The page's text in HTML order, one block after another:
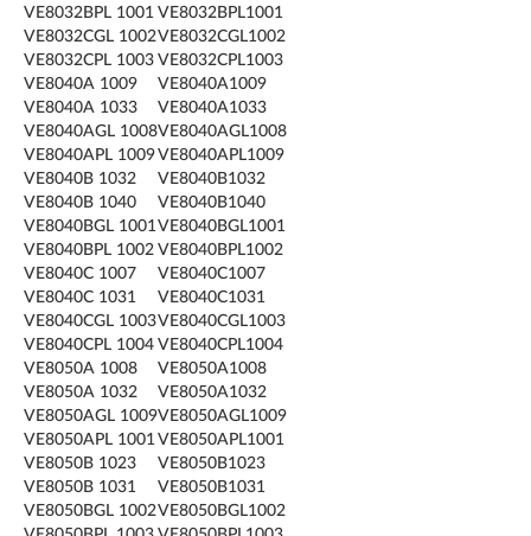
VE8032BPL 1001 VE8032BPL1001
VE8032CGL 1002VE8032CGL1002
VE8032CPL 1003 VE8032CPL1003
VE8040A 1009
VE8040A1009
VE8040A 1033
VE8040A1033
VE8040AGL 1008VE8040AGL1008
VE8040APL 1009VE8040APL1009
VE8040B 1032
VE8040B1032
VE8040B 1040
VE8040B1040
VE8040BGL 1001VE8040BGL1001
VE8040BPL 1002 VE8040BPL1002
VE8040C 1007
VE8040C1007
VE8040C 1031
VE8040C1031
VE8040CGL 1003VE8040CGL1003
VE8040CPL 1004 VE8040CPL1004
VE8050A 1008
VE8050A1008
VE8050A 1032
VE8050A1032
VE8050AGL 1009VE8050AGL1009
VE8050APL 1001VE8050APL1001
VE8050B 1023
VE8050B1023
VE8050B 1031
VE8050B1031
VE8050BGL 1002VE8050BGL1002